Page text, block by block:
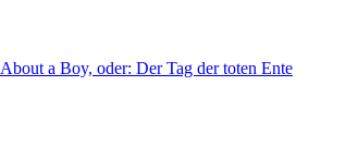
About a Boy, oder: Der Tag der toten Ente